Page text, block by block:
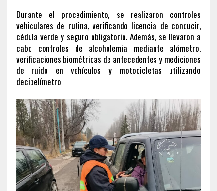
Durante el procedimiento, se realizaron controles
vehiculares de rutina, verificando licencia de conducir,
cédula verde y seguro obligatorio. Además, se llevaron a
cabo controles de alcoholemia mediante alómetro,
verificaciones biométricas de antecedentes y mediciones
de ruido en vehículos y motocicletas utilizando
decibelímetro.